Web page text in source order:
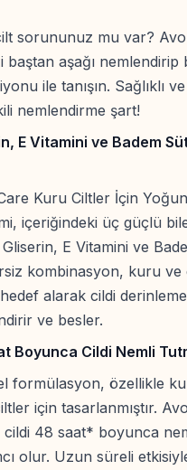
sorununuz mu var?
baştan aşağı nemlendirip
ile tanışın. Sağlıklı
nemlendirme şart!
E Vitamini ve Badem
Kuru Ciltler İçin
içeriğindeki üç güçlü
E Vitamini ve
kombinasyon, kuru
alarak cildi
ve besler.
Boyunca Cildi Nemli
formülasyon, özellikle
için tasarlanmıştır.
cildi 48 saat* boyunca
olur. Uzun süreli